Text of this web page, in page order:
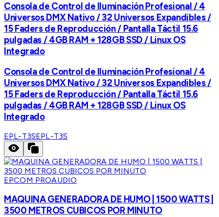
Consola de Control de Iluminación Profesional / 4
Universos DMX Nativo / 32 Universos Expandibles /
15 Faders de Reproducción / Pantalla Táctil 15.6
pulgadas / 4GB RAM + 128GB SSD / Linux OS
Integrado
Consola de Control de Iluminación Profesional / 4
Universos DMX Nativo / 32 Universos Expandibles /
15 Faders de Reproducción / Pantalla Táctil 15.6
pulgadas / 4GB RAM + 128GB SSD / Linux OS
Integrado
EPL-T3SEPL-T3S
EPCOM PROAUDIO
MAQUINA GENERADORA DE HUMO | 1500 WATTS |
3500 METROS CUBICOS POR MINUTO